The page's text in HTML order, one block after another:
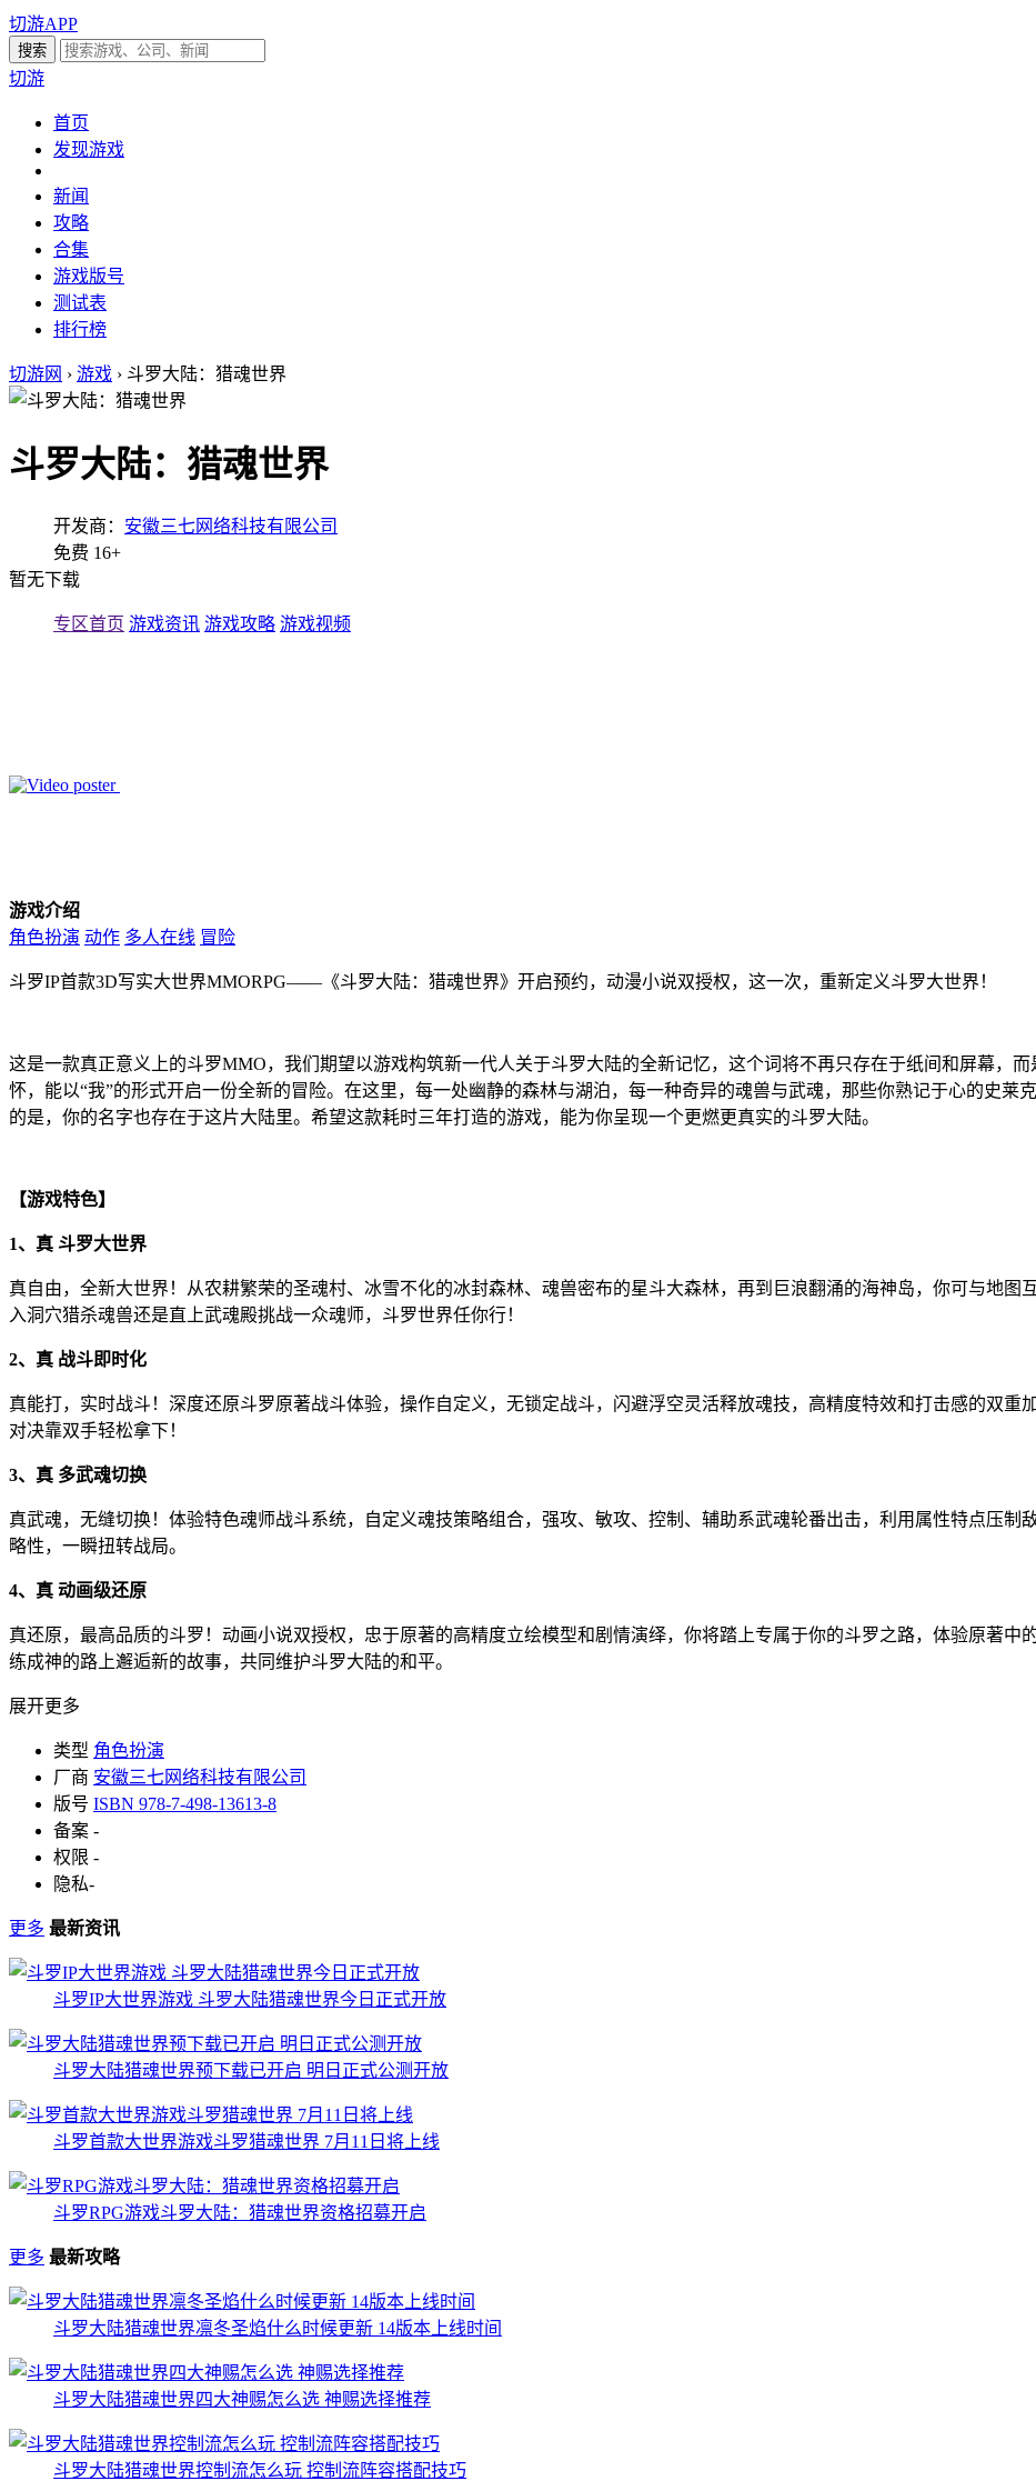
切游APP
切游
首页
发现游戏
新闻
攻略
合集
游戏版号
测试表
排行榜
切游网 › 游戏 › 斗罗大陆：猎魂世界
斗罗大陆：猎魂世界
开发商： 安徽三七网络科技有限公司
免费 16+
暂无下载
专区首页 游戏资讯 游戏攻略 游戏视频
游戏介绍
角色扮演 动作 多人在线 冒险
斗罗IP首款3D写实大世界MMORPG——《斗罗大陆：猎魂世界》开启预约，动漫小说双授权，这一次，重新定义斗罗大世界！
这是一款真正意义上的斗罗MMO，我们期望以游戏构筑新一代人关于斗罗大陆的全新记忆，这个词将不再只存在于纸间和屏幕，
怀，能以“我”的形式开启一份全新的冒险。在这里，每一处幽静的森林与湖泊，每一种奇异的魂兽与武魂，那些你熟记于心的史莱
的是，你的名字也存在于这片大陆里。希望这款耗时三年打造的游戏，能为你呈现一个更燃更真实的斗罗大陆。
【游戏特色】
1、真 斗罗大世界
真自由，全新大世界！从农耕繁荣的圣魂村、冰雪不化的冰封森林、魂兽密布的星斗大森林，再到巨浪翻涌的海神岛，你可与地图
入洞穴猎杀魂兽还是直上武魂殿挑战一众魂师，斗罗世界任你行！
2、真 战斗即时化
真能打，实时战斗！深度还原斗罗原著战斗体验，操作自定义，无锁定战斗，闪避浮空灵活释放魂技，高精度特效和打击感的双重
对决靠双手轻松拿下！
3、真 多武魂切换
真武魂，无缝切换！体验特色魂师战斗系统，自定义魂技策略组合，强攻、敏攻、控制、辅助系武魂轮番出击，利用属性特点压制
略性，一瞬扭转战局。
4、真 动画级还原
真还原，最高品质的斗罗！动画小说双授权，忠于原著的高精度立绘模型和剧情演绎，你将踏上专属于你的斗罗之路，体验原著中
练成神的路上邂逅新的故事，共同维护斗罗大陆的和平。
展开更多
类型 角色扮演
厂商 安徽三七网络科技有限公司
版号 ISBN 978-7-498-13613-8
备案 -
权限 -
隐私-
更多 最新资讯
斗罗IP大世界游戏 斗罗大陆猎魂世界今日正式开放
斗罗大陆猎魂世界预下载已开启 明日正式公测开放
斗罗首款大世界游戏斗罗猎魂世界 7月11日将上线
斗罗RPG游戏斗罗大陆：猎魂世界资格招募开启
更多 最新攻略
斗罗大陆猎魂世界凛冬圣焰什么时候更新 14版本上线时间
斗罗大陆猎魂世界四大神赐怎么选 神赐选择推荐
斗罗大陆猎魂世界控制流怎么玩 控制流阵容搭配技巧